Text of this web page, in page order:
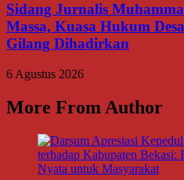
Sidang Jurnalis
Massa, Kuasa Hukum
Gilang Dihadirkan
6 Agustus 2026
More From Author